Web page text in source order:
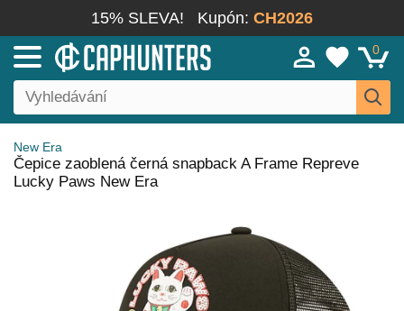
15% SLEVA! Kupón: CH2026
0
New Era
Čepice zaoblená černá snapback A Frame Repreve
Lucky Paws New Era